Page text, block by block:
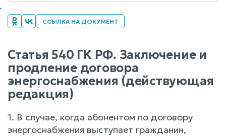
ССЫЛКА НА ДОКУМЕНТ
Статья 540 ГК РФ. Заключение и
продление договора
энергоснабжения (действующая
редакция)
1. В случае, когда абонентом по договору
энергоснабжения выступает гражданин,